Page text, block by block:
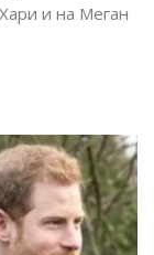
и на Меган